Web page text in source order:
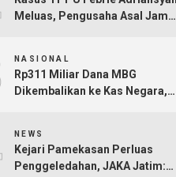
Meluas, Pengusaha Asal Jambi
NASIONAL
Rp311 Miliar Dana MBG
Dikembalikan ke Kas Negara,
NEWS
Kejari Pamekasan Perluas
Penggeledahan, JAKA Jatim: